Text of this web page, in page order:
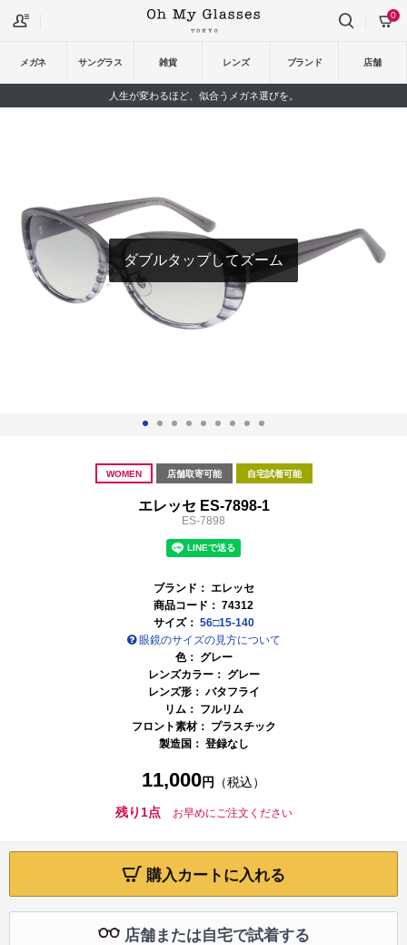
メガネ サングラス 雑貨 レンズ ブランド 店舗
0
人生が変わるほど、似合うメガネ選びを。
ダブルタップしてズーム
WOMEN 店舗取寄可能 自宅試着可能
エレッセ ES-7898-1
ES-7898
ブランド： エレッセ
商品コード： 74312
サイズ： 56□15-140
眼鏡のサイズの見方について
色： グレー
レンズカラー： グレー
レンズ形： バタフライ
リム： フルリム
フロント素材： プラスチック
製造国： 登録なし
11,000円 （税込）
残り1点 お早めにご注文ください
購入カートに入れる
店舗または自宅で試着する